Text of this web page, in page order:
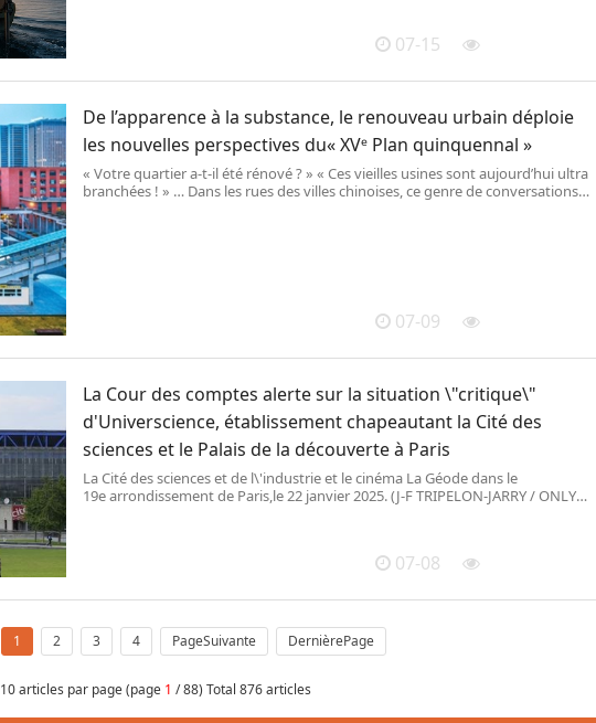
07-15
De l’apparence à la substance, le renouveau urbain déploie
les nouvelles perspectives du« XVᵉ Plan quinquennal »
« Votre quartier a-t-il été rénové ? » « Ces vieilles usines sont aujourd’hui ultra
branchées ! » … Dans les rues des villes chinoises, ce genre de conversations
07-09
La Cour des comptes alerte sur la situation \"critique\"
d'Universcience, établissement chapeautant la Cité des
sciences et le Palais de la découverte à Paris
La Cité des sciences et de l\'industrie et le cinéma La Géode dans le
19e arrondissement de Paris,le 22 janvier 2025. (J-F TRIPELON-JARRY / ONLY
07-08
1 2 3 4 PageSuivante DernièrePage
10 articles par page (page 1 / 88) Total 876 articles